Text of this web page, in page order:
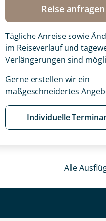
Reise anfragen
Tägliche Anreise sowie
im Reiseverlauf und
Verlängerungen sind
Gerne erstellen wir ein
maßgeschneidertes
Individuelle
Alle
Wunschtermine für die
gestalten wir Ihre